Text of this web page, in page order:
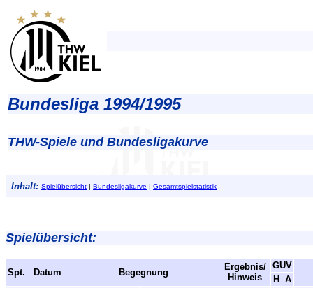
Bundesliga 1994/1995
THW-Spiele und Bundesligakurve
Inhalt: Spielübersicht | Bundesligakurve | Gesamtspielstatistik
Spielübersicht:
Spt. Datum Begegnung
Ergebnis/
Hinweis
GUV
H
A